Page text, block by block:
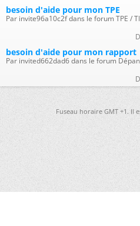
besoin d'aide pour mon TPE
Par invite96a10c2f dans le forum TPE /
besoin d'aide pour mon rapport
Par invited662dad6 dans le forum
Fuseau horaire GMT +1. Il